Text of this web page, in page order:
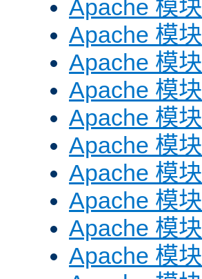
Apache 模
Apache 模
Apache 模
Apache 模
Apache 模
Apache 模
Apache 模
Apache 模
Apache 模
Apache 模